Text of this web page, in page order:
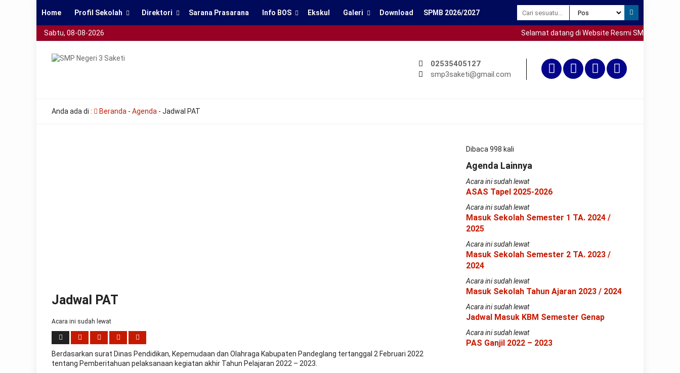
Home Profil Sekolah Direktori Sarana Prasarana Info BOS Ekskul Galeri Download SPMB 2026/2027
Sabtu, 08-08-2026
Selamat datang di Website Resmi SMP Negeri 3
02535405127
smp3saketi@gmail.com
including
astronomical
moon
phases
Anda ada di : Beranda - Agenda - Jadwal PAT
Jadwal PAT
Acara ini sudah lewat
Berdasarkan surat Dinas Pendidikan, Kepemudaan dan Olahraga Kabupaten Pandeglang tertanggal 2 Februari 2022
tentang Pemberitahuan pelaksanaan kegiatan akhir Tahun Pelajaran 2022 – 2023.
Dibaca 998 kali
Agenda Lainnya
Acara ini sudah lewat
ASAS Tapel 2025-2026
Acara ini sudah lewat
Masuk Sekolah Semester 1 TA. 2024 /
2025
Acara ini sudah lewat
Masuk Sekolah Semester 2 TA. 2023 /
2024
Acara ini sudah lewat
Masuk Sekolah Tahun Ajaran 2023 / 2024
Acara ini sudah lewat
Jadwal Masuk KBM Semester Genap
Acara ini sudah lewat
PAS Ganjil 2022 – 2023